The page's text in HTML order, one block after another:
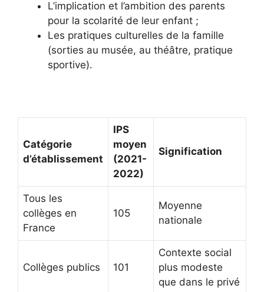
L’implication et l’ambition des parents
pour la scolarité de leur enfant ;
Les pratiques culturelles de la famille
(sorties au musée, au théâtre, pratique
sportive).
Catégorie
d’établissement
IPS
moyen
(2021-
2022)
Signification
Tous les
collèges en
France
105
Moyenne
nationale
Collèges publics 101
Contexte social
plus modeste
que dans le privé